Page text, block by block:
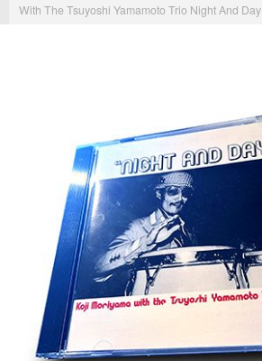
With The Tsuyoshi Yamamoto Trio Night And Day